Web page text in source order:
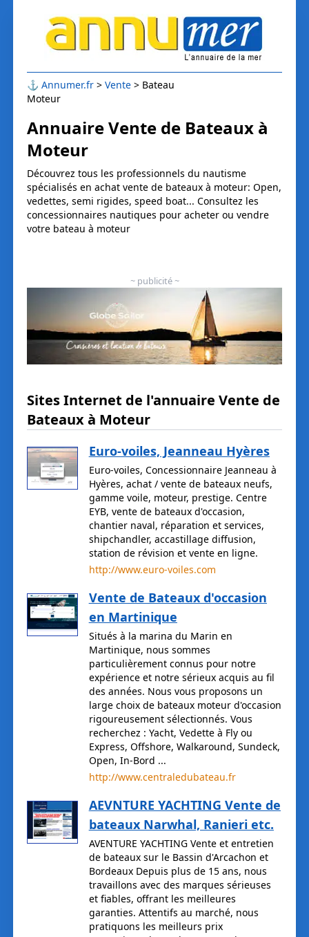
⚓ Annumer.fr Vente
Bateau
Moteur
Annuaire Vente de Bateaux à
Moteur
Découvrez tous les professionnels du nautisme
spécialisés en achat vente de bateaux à moteur: Open,
vedettes, semi rigides, speed boat... Consultez les
concessionnaires nautiques pour acheter ou vendre
votre bateau à moteur
~ publicité ~
Sites Internet de l'annuaire Vente de
Bateaux à Moteur
Euro-voiles, Jeanneau Hyères
Euro-voiles, Concessionnaire Jeanneau à
Hyères, achat / vente de bateaux neufs,
gamme voile, moteur, prestige. Centre
EYB, vente de bateaux d'occasion,
chantier naval, réparation et services,
shipchandler, accastillage diffusion,
station de révision et vente en ligne.
http://www.euro-voiles.com
Vente de Bateaux d'occasion
en Martinique
Situés à la marina du Marin en
Martinique, nous sommes
particulièrement connus pour notre
expérience et notre sérieux acquis au fil
des années. Nous vous proposons un
large choix de bateaux moteur d'occasion
rigoureusement sélectionnés. Vous
recherchez : Yacht, Vedette à Fly ou
Express, Offshore, Walkaround, Sundeck,
Open, In-Bord ...
http://www.centraledubateau.fr
AEVNTURE YACHTING Vente de
bateaux Narwhal, Ranieri etc.
AVENTURE YACHTING Vente et entretien
de bateaux sur le Bassin d'Arcachon et
Bordeaux Depuis plus de 15 ans, nous
travaillons avec des marques sérieuses
et fiables, offrant les meilleures
garanties. Attentifs au marché, nous
pratiquons les meilleurs prix